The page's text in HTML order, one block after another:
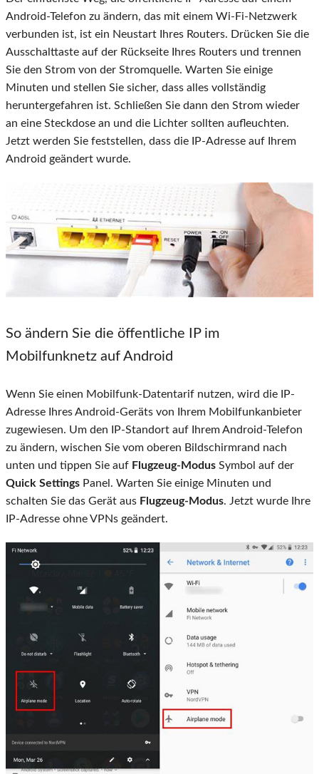
Android-Telefon zu ändern, das mit einem Wi-Fi-Netzwerk
verbunden ist, ist ein Neustart Ihres Routers. Drücken Sie die
Ausschalttaste auf der Rückseite Ihres Routers und trennen
Sie den Strom von der Stromquelle. Warten Sie einige
Minuten und stellen Sie sicher, dass alles vollständig
heruntergefahren ist. Schließen Sie dann den Strom wieder
an eine Steckdose an und die Lichter sollten aufleuchten.
Jetzt werden Sie feststellen, dass die IP-Adresse auf Ihrem
Android geändert wurde.
So ändern Sie die öffentliche IP im
Mobilfunknetz auf Android
Wenn Sie einen Mobilfunk-Datentarif nutzen, wird die IP-
Adresse Ihres Android-Geräts von Ihrem Mobilfunkanbieter
zugewiesen. Um den IP-Standort auf Ihrem Android-Telefon
zu ändern, wischen Sie vom oberen Bildschirmrand nach
unten und tippen Sie auf Flugzeug-Modus Symbol auf der
Quick Settings Panel. Warten Sie einige Minuten und
schalten Sie das Gerät aus Flugzeug-Modus. Jetzt wurde Ihre
IP-Adresse ohne VPNs geändert.